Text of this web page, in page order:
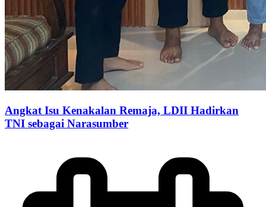
Angkat Isu Kenakalan Remaja, LDII Hadirkan
TNI sebagai Narasumber